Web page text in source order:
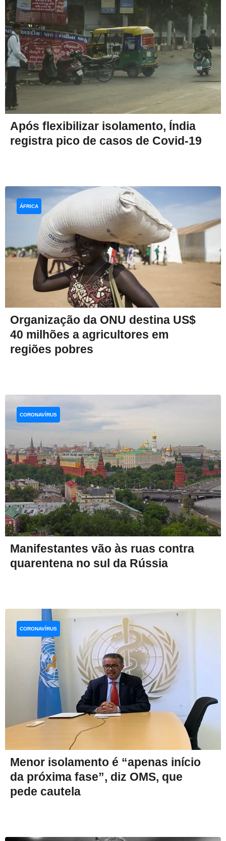
Após flexibilizar isolamento, Índia
registra pico de casos de Covid-19
Organização da ONU destina US$
40 milhões a agricultores em
regiões pobres
ÁFRICA
Manifestantes vão às ruas contra
quarentena no sul da Rússia
CORONAVÍRUS
Menor isolamento é “apenas início
da próxima fase”, diz OMS, que
pede cautela
CORONAVÍRUS